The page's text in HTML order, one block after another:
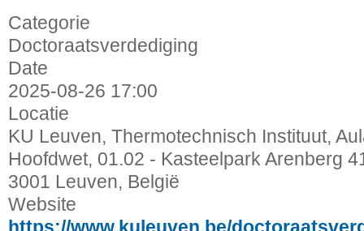
Categorie
Doctoraatsverdediging
Date
2025-08-26 17:00
Locatie
KU Leuven, Thermotechnisch Instituut,
Hoofdwet, 01.02 - Kasteelpark Arenberg
3001 Leuven, België
Website